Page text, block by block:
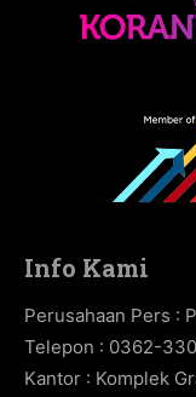
Info Kami
Perusahaan Pers :
Telepon : 0362-
Kantor : Komplek